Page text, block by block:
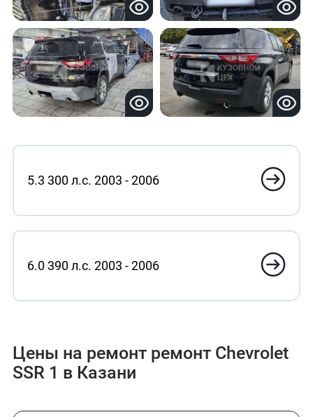
5.3 300 л.с. 2003 - 2006
6.0 390 л.с. 2003 - 2006
Цены на ремонт ремонт Chevrolet
SSR 1 в Казани